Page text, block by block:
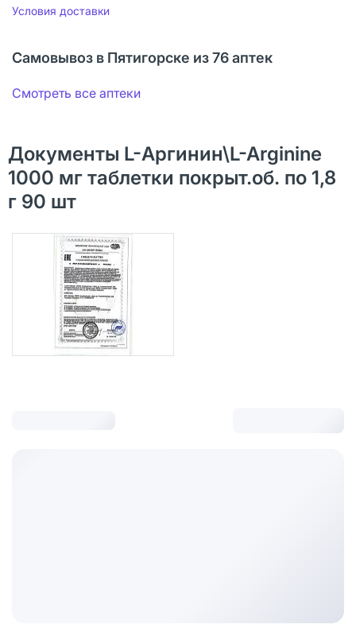
Условия доставки
Самовывоз в Пятигорске из 76 аптек
Смотреть все аптеки
Документы L-Аргинин\L-Arginine
1000 мг таблетки покрыт.об. по 1,8
г 90 шт